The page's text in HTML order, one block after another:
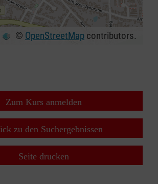
© OpenStreetMap contributors.
Zum Kurs anmelden
zu den Suchergebnissen
Seite drucken